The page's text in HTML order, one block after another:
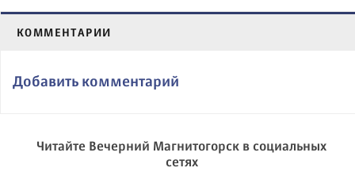
КОММЕНТАРИИ
Добавить комментарий
Читайте Вечерний Магнитогорск в социальных
сетях